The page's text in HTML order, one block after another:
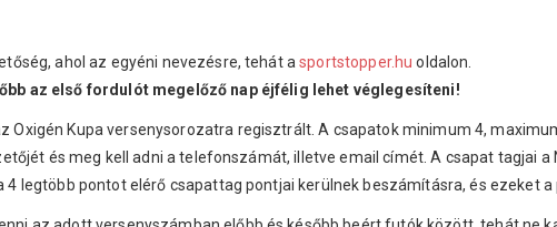
ahol az egyéni nevezésre, tehát asportstopper.hu oldalon.
az első fordulót megelőző nap éjfélig lehet véglegesíteni!
Oxigén Kupa versenysorozatra regisztrált. A csapatok minimum 4,
és meg kell adni a telefonszámát, illetve email címét. A csapat tagjai a
legtöbb pontot elérő csapattag pontjai kerülnek beszámításra, és ezeket